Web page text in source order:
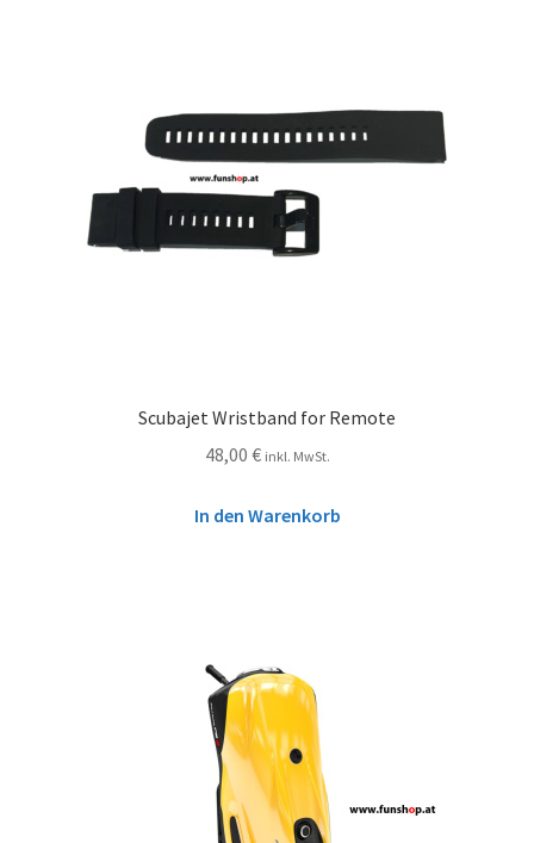
Scubajet Wristband for Remote
48,00 € inkl. MwSt.
In den Warenkorb